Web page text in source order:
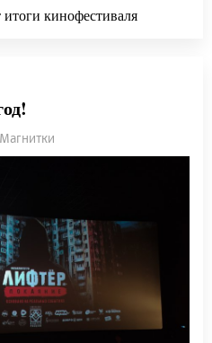
кинофестиваля